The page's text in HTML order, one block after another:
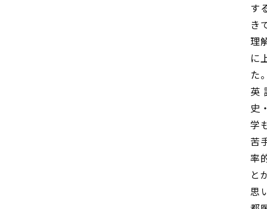
す
き
理
に
た
英
史
学
苦
率
と
思